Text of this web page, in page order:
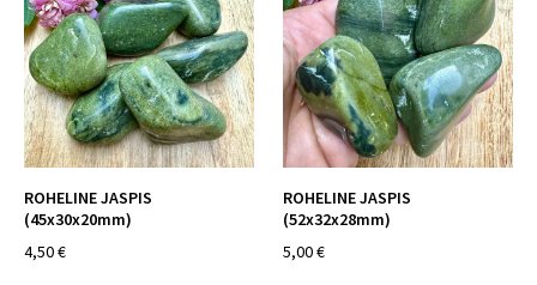
ROHELINE JASPIS
(45x30x20mm)
4,50 €
ROHELINE JASPIS
(52x32x28mm)
5,00 €